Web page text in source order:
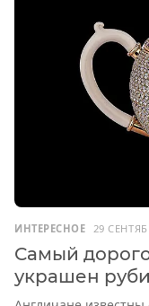
ИНТЕРЕСНОЕ 29
Самый
украшен